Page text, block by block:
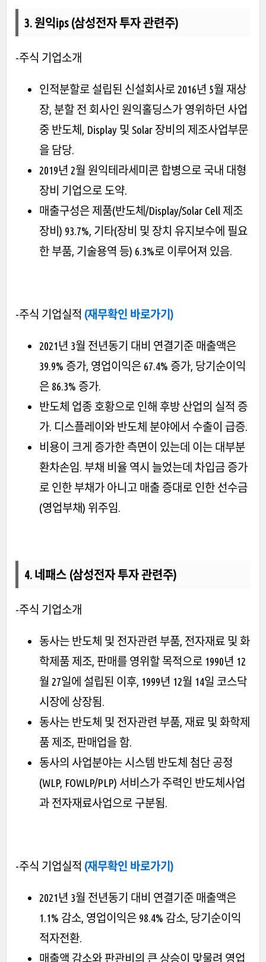
3. 원익ips (삼성전자 투자 관련주)
-주식 기업소개
인적분할로 설립된 신설회사로 2016년 5월 재상
장, 분할 전 회사인 원익홀딩스가 영위하던 사업
중 반도체, Display 및 Solar 장비의 제조사업부문
을 담당.
2019년 2월 원익테라세미콘 합병으로 국내 대형
장비 기업으로 도약.
매출구성은 제품(반도체/Display/Solar Cell 제조
장비) 93.7%, 기타(장비 및 장치 유지보수에 필요
한 부품, 기술용역 등) 6.3%로 이루어져 있음.
-주식 기업실적 (재무확인 바로가기)
2021년 3월 전년동기 대비 연결기준 매출액은
39.9% 증가, 영업이익은 67.4% 증가, 당기순이익
은 86.3% 증가.
반도체 업종 호황으로 인해 후방 산업의 실적 증
가. 디스플레이와 반도체 분야에서 수출이 급증.
비용이 크게 증가한 측면이 있는데 이는 대부분
환차손임. 부채 비율 역시 늘었는데 차입금 증가
로 인한 부채가 아니고 매출 증대로 인한 선수금
(영업부채) 위주임.
4. 네패스 (삼성전자 투자 관련주)
-주식 기업소개
동사는 반도체 및 전자관련 부품, 전자재료 및 화
학제품 제조, 판매를 영위할 목적으로 1990년 12
월 27일에 설립된 이후, 1999년 12월 14일 코스닥
시장에 상장됨.
동사는 반도체 및 전자관련 부품, 재료 및 화학제
품 제조, 판매업을 함.
동사의 사업분야는 시스템 반도체 첨단 공정
(WLP, FOWLP/PLP) 서비스가 주력인 반도체사업
과 전자재료사업으로 구분됨.
-주식 기업실적 (재무확인 바로가기)
2021년 3월 전년동기 대비 연결기준 매출액은
1.1% 감소, 영업이익은 98.4% 감소, 당기순이익
적자전환.
매출액 감소와 판관비의 큰 상승이 맞물려 영업